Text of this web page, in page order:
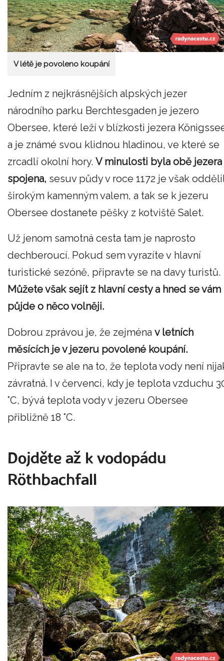
V létě je povoleno koupání
Jedním z nejkrásnějších alpských jezer
národního parku Berchtesgaden je jezero
Obersee, které leží v blízkosti jezera
a je známé svou klidnou hladinou, ve které se
zrcadlí okolní hory. V minulosti byla obě jezera
spojena, sesuv půdy v roce 1172 je však
širokým kamenným valem, a tak se k jezeru
Obersee dostanete pěšky z kotviště Salet.
Už jenom samotná cesta tam je naprosto
dechberoucí. Pokud sem vyrazíte v hlavní
turistické sezóně, připravte se na davy turistů.
Můžete však sejít z hlavní cesty a hned se vám
půjde o něco volněji.
Dobrou zprávou je, že zejména v letních
měsících je v jezeru povolené koupání.
Připravte se ale na to, že teplota vody není
závratná. I v červenci, kdy je teplota vzduchu
°C, bývá teplota vody v jezeru Obersee
přibližně 18 °C.
Dojděte až k vodopádu
Röthbachfall